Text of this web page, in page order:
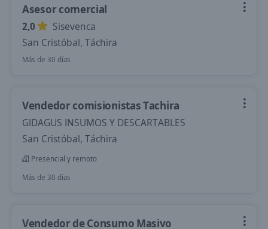
Asesor comercial
2,0
Sisevenca
San Cristóbal, Táchira
Más de 30 días
Vendedor comisionistas Tachira
GIDAGUS INSUMOS Y DESCARTABLES
San Cristóbal, Táchira
Presencial y remoto
Más de 30 días
Vendedor de Consumo Masivo